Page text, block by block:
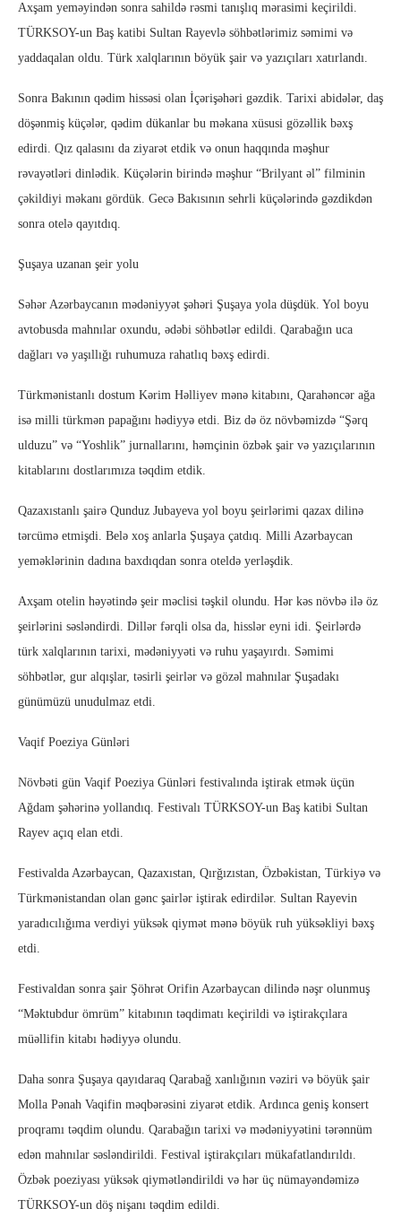
Axşam yeməyindən sonra sahildə rəsmi tanışlıq mərasimi keçirildi.
TÜRKSOY-un Baş katibi Sultan Rayevlə söhbətlərimiz səmimi və
yaddaqalan oldu. Türk xalqlarının böyük şair və yazıçıları xatırlandı.
Sonra Bakının qədim hissəsi olan İçərişəhəri gəzdik. Tarixi abidələr, daş
döşənmiş küçələr, qədim dükanlar bu məkana xüsusi gözəllik bəxş
edirdi. Qız qalasını da ziyarət etdik və onun haqqında məşhur
rəvayətləri dinlədik. Küçələrin birində məşhur “Brilyant əl” filminin
çəkildiyi məkanı gördük. Gecə Bakısının sehrli küçələrində gəzdikdən
sonra otelə qayıtdıq.
Şuşaya uzanan şeir yolu
Səhər Azərbaycanın mədəniyyət şəhəri Şuşaya yola düşdük. Yol boyu
avtobusda mahnılar oxundu, ədəbi söhbətlər edildi. Qarabağın uca
dağları və yaşıllığı ruhumuza rahatlıq bəxş edirdi.
Türkmənistanlı dostum Kərim Həlliyev mənə kitabını, Qarahəncər ağa
isə milli türkmən papağını hədiyyə etdi. Biz də öz növbəmizdə “Şərq
ulduzu” və “Yoshlik” jurnallarını, həmçinin özbək şair və yazıçılarının
kitablarını dostlarımıza təqdim etdik.
Qazaxıstanlı şairə Qunduz Jubayeva yol boyu şeirlərimi qazax dilinə
tərcümə etmişdi. Belə xoş anlarla Şuşaya çatdıq. Milli Azərbaycan
yeməklərinin dadına baxdıqdan sonra oteldə yerləşdik.
Axşam otelin həyətində şeir məclisi təşkil olundu. Hər kəs növbə ilə öz
şeirlərini səsləndirdi. Dillər fərqli olsa da, hisslər eyni idi. Şeirlərdə
türk xalqlarının tarixi, mədəniyyəti və ruhu yaşayırdı. Səmimi
söhbətlər, gur alqışlar, təsirli şeirlər və gözəl mahnılar Şuşadakı
günümüzü unudulmaz etdi.
Vaqif Poeziya Günləri
Növbəti gün Vaqif Poeziya Günləri festivalında iştirak etmək üçün
Ağdam şəhərinə yollandıq. Festivalı TÜRKSOY-un Baş katibi Sultan
Rayev açıq elan etdi.
Festivalda Azərbaycan, Qazaxıstan, Qırğızıstan, Özbəkistan, Türkiyə və
Türkmənistandan olan gənc şairlər iştirak edirdilər. Sultan Rayevin
yaradıcılığıma verdiyi yüksək qiymət mənə böyük ruh yüksəkliyi bəxş
etdi.
Festivaldan sonra şair Şöhrət Orifin Azərbaycan dilində nəşr olunmuş
“Məktubdur ömrüm” kitabının təqdimatı keçirildi və iştirakçılara
müəllifin kitabı hədiyyə olundu.
Daha sonra Şuşaya qayıdaraq Qarabağ xanlığının vəziri və böyük şair
Molla Pənah Vaqifin məqbərəsini ziyarət etdik. Ardınca geniş konsert
proqramı təqdim olundu. Qarabağın tarixi və mədəniyyətini tərənnüm
edən mahnılar səsləndirildi. Festival iştirakçıları mükafatlandırıldı.
Özbək poeziyası yüksək qiymətləndirildi və hər üç nümayəndəmizə
TÜRKSOY-un döş nişanı təqdim edildi.